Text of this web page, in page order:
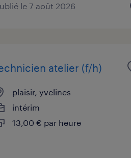
le 7 août 2026
atelier (f/h)
plaisir, yvelines
intérim
13,00 € par heure